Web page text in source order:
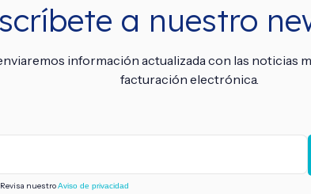
a nuestro
información actualizada con las noticias
facturación electrónica.
nuestroAviso de privacidad